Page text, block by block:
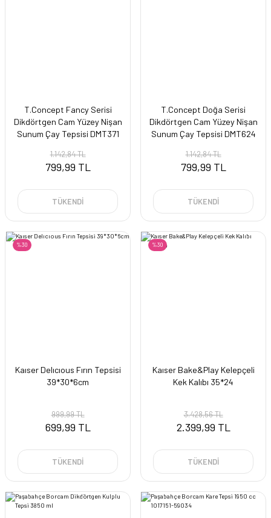
T.Concept Fancy Serisi
Dikdörtgen Cam Yüzey Nişan
Sunum Çay Tepsisi DMT371
1.142,84 TL
799,99 TL
TÜKENDİ
T.Concept Doğa Serisi
Dikdörtgen Cam Yüzey Nişan
Sunum Çay Tepsisi DMT624
1.142,84 TL
799,99 TL
TÜKENDİ
%30
Kaıser Delıcıous Fırın Tepsisi
39*30*6cm
999,99 TL
699,99 TL
TÜKENDİ
%30
Kaıser Bake&Play Kelepçeli
Kek Kalıbı 35*24
3.428,56 TL
2.399,99 TL
TÜKENDİ